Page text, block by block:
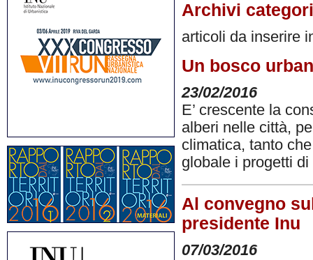
Archivi
articoli da inserire
Un bosco
23/02/2016
E’ crescente la
alberi nelle città,
climatica, tanto
globale i progetti
Al convegno
presidente Inu
07/03/2016